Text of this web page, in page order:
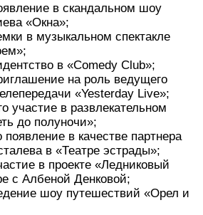
в скандальном шоу
«Окна»;
в музыкальном спектакле
в «Comedy Club»;
на роль ведущего
«Yesterday Live»;
участие в развлекательном
до полуночи»;
появление в качестве партнера
в «Театре эстрады»;
в проекте «Ледниковый
с Албеной Денковой;
шоу путешествий «Орел и